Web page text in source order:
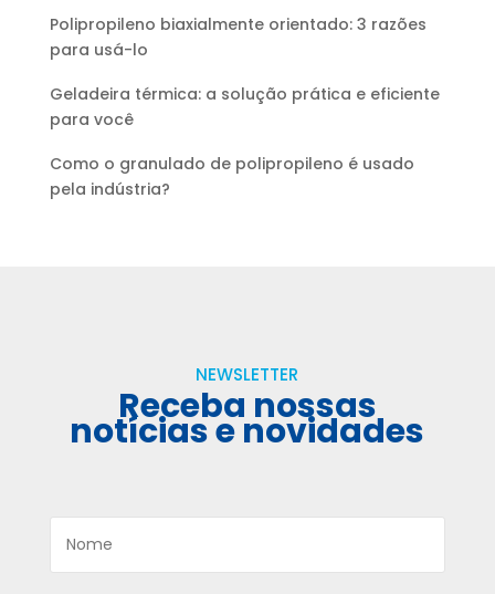
Polipropileno biaxialmente orientado: 3 razões
para usá-lo
Geladeira térmica: a solução prática e eficiente
para você
Como o granulado de polipropileno é usado
pela indústria?
NEWSLETTER
Receba nossas
notícias e novidades